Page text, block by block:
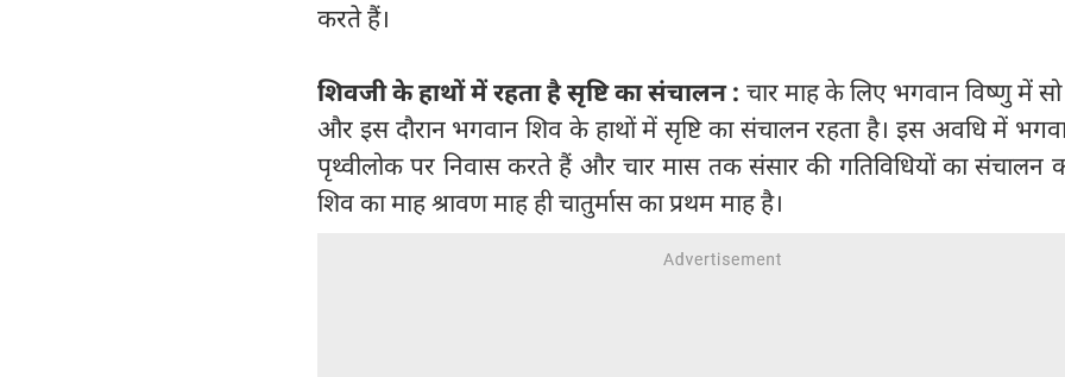
करते हैं।
शिवजी के हाथों में रहता है सृष्टि का संचालन : चार माह के लिए भगवान विष्णु में
और इस दौरान भगवान शिव के हाथों में सृष्टि का संचालन रहता है। इस अवधि में
पृथ्वीलोक पर निवास करते हैं और चार मास तक संसार की गतिविधियों का संचालन
शिव का माह श्रावण माह ही चातुर्मास का प्रथम माह है।